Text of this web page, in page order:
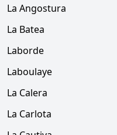
La Angostura
La Batea
Laborde
Laboulaye
La Calera
La Carlota